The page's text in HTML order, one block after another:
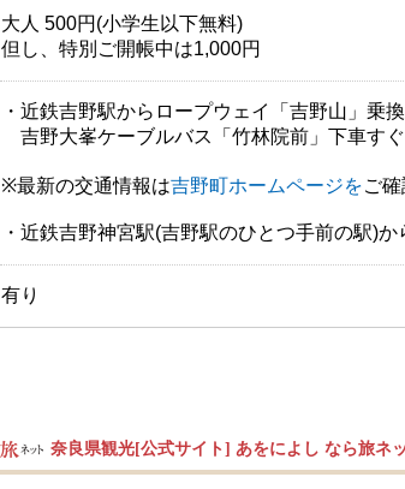
大人 500円(小学生以下無料)
但し、特別ご開帳中は1,000円
・近鉄吉野駅からロープウェイ「吉野山」乗換
吉野大峯ケーブルバス「竹林院前」下車す
※最新の交通情報は吉野町ホームページをご確
・近鉄吉野神宮駅(吉野駅のひとつ手前の駅)
有り
奈良県観光[公式サイト] あをによし なら旅ネ